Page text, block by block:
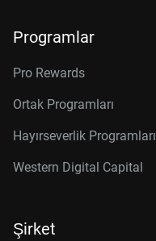
Programlar
Pro Rewards
Ortak Programları
Hayırseverlik Programları
Western Digital Capital
Şirket